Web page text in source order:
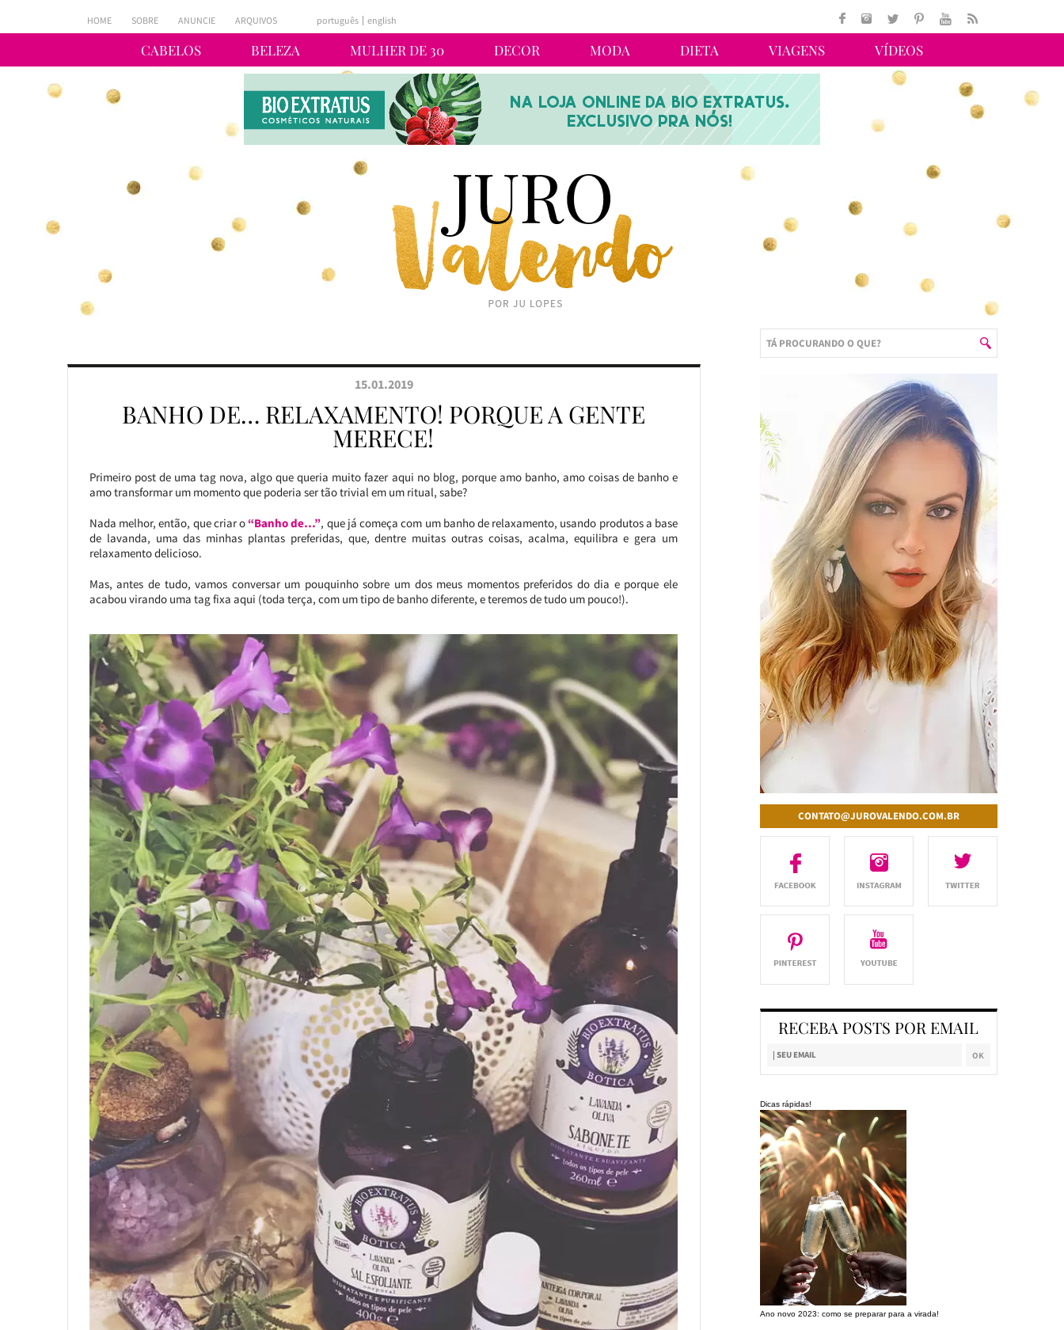
CABELOS BELEZA MULHER DE 30 DECOR MODA DIETA VIAGENS VÍDEOS
HOME SOBRE ANUNCIE ARQUIVOS português english
15.01.2019
BANHO DE… RELAXAMENTO! PORQUE A GENTE
MERECE!
Primeiro post de uma tag nova, algo que queria muito fazer aqui no blog, porque amo banho, amo coisas de banho e
amo transformar um momento que poderia ser tão trivial em um ritual, sabe?
Nada melhor, então, que criar o“Banho de…”, que já começa com um banho de relaxamento, usando produtos a base
de lavanda, uma das minhas plantas preferidas, que, dentre muitas outras coisas, acalma, equilibra e gera um
relaxamento delicioso.
Mas, antes de tudo, vamos conversar um pouquinho sobre um dos meus momentos preferidos do dia e porque ele
acabou virando uma tag fixa aqui (toda terça, com um tipo de banho diferente, e teremos de tudo um pouco!).
CONTATO@JUROVALENDO.COM.BR
RECEBA POSTS POR EMAIL
Dicas rápidas!
Ano novo 2023: como se preparar para a virada!